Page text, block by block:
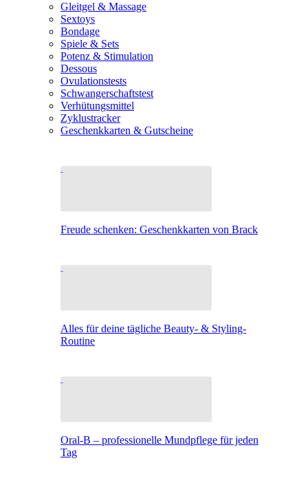
Gleitgel & Massage
Sextoys
Bondage
Spiele & Sets
Potenz & Stimulation
Dessous
Ovulationstests
Schwangerschaftstest
Verhütungsmittel
Zyklustracker
Geschenkkarten & Gutscheine
Freude schenken: Geschenkkarten von Brack
Alles für deine tägliche Beauty- & Styling-
Routine
Oral-B – professionelle Mundpflege für jeden
Tag